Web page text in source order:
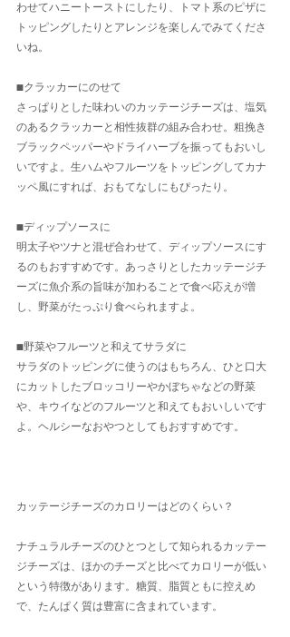
わせてハニートーストにしたり、トマト系のピザに
トッピングしたりとアレンジを楽しんでみてくださ
いね。
■クラッカーにのせて
さっぱりとした味わいのカッテージチーズは、塩気
のあるクラッカーと相性抜群の組み合わせ。粗挽き
ブラックペッパーやドライハーブを振ってもおいし
いですよ。生ハムやフルーツをトッピングしてカナ
ッペ風にすれば、おもてなしにもぴったり。
■ディップソースに
明太子やツナと混ぜ合わせて、ディップソースにす
るのもおすすめです。あっさりとしたカッテージチ
ーズに魚介系の旨味が加わることで食べ応えが増
し、野菜がたっぷり食べられますよ。
■野菜やフルーツと和えてサラダに
サラダのトッピングに使うのはもちろん、ひと口大
にカットしたブロッコリーやかぼちゃなどの野菜
や、キウイなどのフルーツと和えてもおいしいです
よ。ヘルシーなおやつとしてもおすすめです。
カッテージチーズのカロリーはどのくらい？
ナチュラルチーズのひとつとして知られるカッテー
ジチーズは、ほかのチーズと比べてカロリーが低い
という特徴があります。糖質、脂質ともに控えめ
で、たんぱく質は豊富に含まれています。